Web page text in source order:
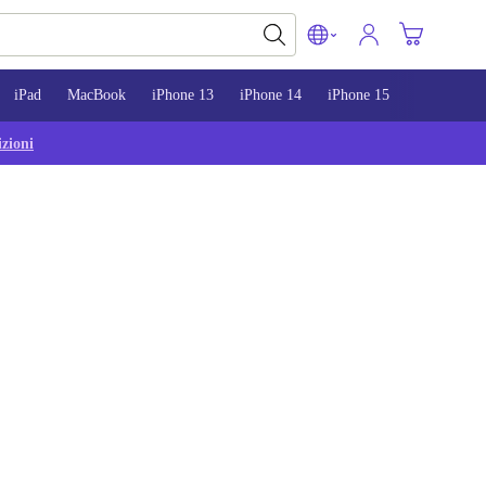
iPad MacBook iPhone 13 iPhone 14 iPhone 15